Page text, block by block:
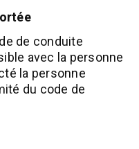
de conduite
avec la personne
la personne
du code de